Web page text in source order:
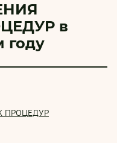
в
году
ПРОЦЕДУР